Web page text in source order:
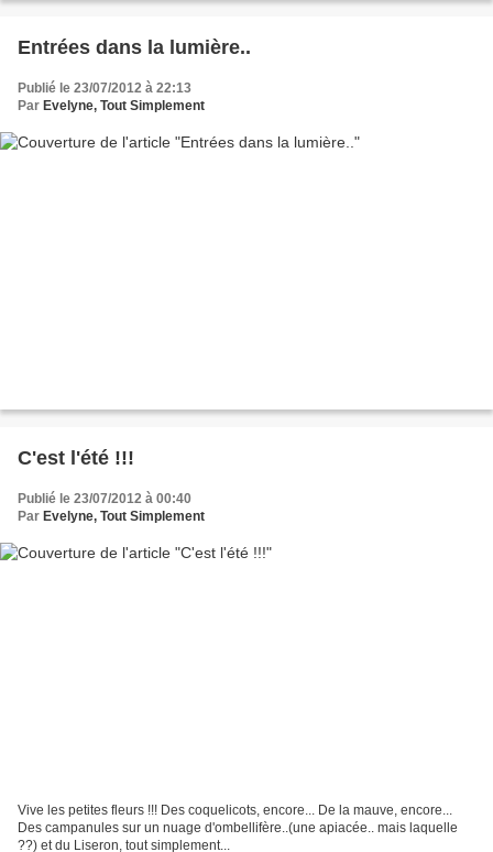
Entrées dans la lumière..
Publié le 23/07/2012 à 22:13
Par Evelyne, Tout Simplement
C'est l'été !!!
Publié le 23/07/2012 à 00:40
Par Evelyne, Tout Simplement
Vive les petites fleurs !!! Des coquelicots, encore... De la mauve, encore...
Des campanules sur un nuage d'ombellifère..(une apiacée.. mais laquelle
??) et du Liseron, tout simplement...